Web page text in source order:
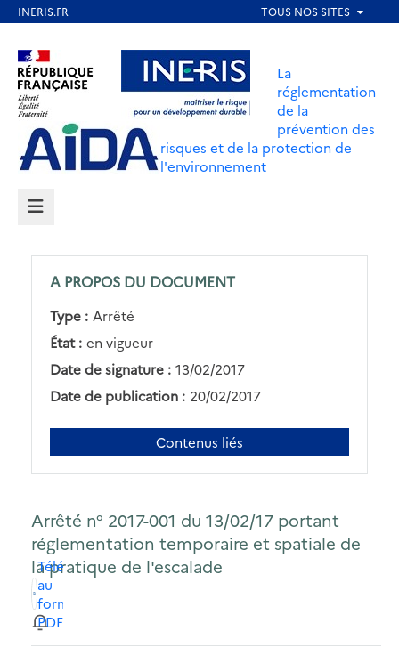
contenu
principal
Aller au contenu Aller au menu
Aller au pied de page
La
réglementation
de la
prévention des
risques et de la protection de
l'environnement
MENU
A PROPOS DU DOCUMENT
Type : Arrêté
État : en vigueur
Date de signature : 13/02/2017
Date de publication : 20/02/2017
Contenus liés
Arrêté n° 2017-001 du 13/02/17 portant
réglementation temporaire et spatiale de
la pratique de l'escalade
Télécharger
au
format
PDF